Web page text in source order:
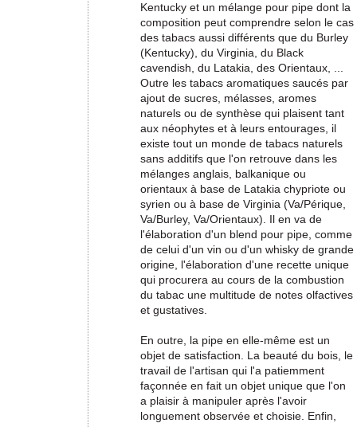
Kentucky et un mélange pour pipe dont la
composition peut comprendre selon le cas
des tabacs aussi différents que du Burley
(Kentucky), du Virginia, du Black
cavendish, du Latakia, des Orientaux, ...
Outre les tabacs aromatiques saucés par
ajout de sucres, mélasses, aromes
naturels ou de synthèse qui plaisent tant
aux néophytes et à leurs entourages, il
existe tout un monde de tabacs naturels
sans additifs que l'on retrouve dans les
mélanges anglais, balkanique ou
orientaux à base de Latakia chypriote ou
syrien ou à base de Virginia (Va/Périque,
Va/Burley, Va/Orientaux). Il en va de
l'élaboration d'un blend pour pipe, comme
de celui d'un vin ou d'un whisky de grande
origine, l'élaboration d'une recette unique
qui procurera au cours de la combustion
du tabac une multitude de notes olfactives
et gustatives.
En outre, la pipe en elle-même est un
objet de satisfaction. La beauté du bois, le
travail de l'artisan qui l'a patiemment
façonnée en fait un objet unique que l'on
a plaisir à manipuler après l'avoir
longuement observée et choisie. Enfin,